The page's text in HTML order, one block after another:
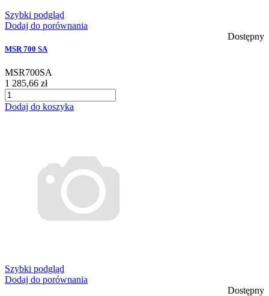
Szybki podgląd
Dodaj do porównania
Dostępny
MSR 700 SA
MSR700SA
1 285,66 zł
Dodaj do koszyka
Szybki podgląd
Dodaj do porównania
Dostępny